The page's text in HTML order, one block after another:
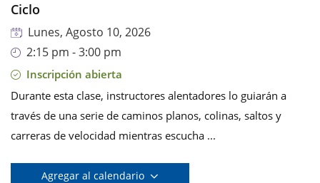
Ciclo
Lunes, Agosto 10, 2026
2:15 pm - 3:00 pm
Inscripción abierta
Durante esta clase, instructores alentadores lo guiarán a
través de una serie de caminos planos, colinas, saltos y
carreras de velocidad mientras escucha ...
Agregar al calendario